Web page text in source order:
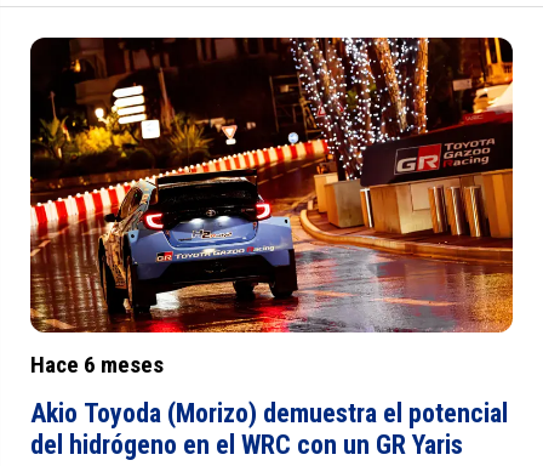
protagonizó más de 50 test drives.
Hace 6 meses
Akio Toyoda (Morizo) demuestra el potencial
del hidrógeno en el WRC con un GR Yaris